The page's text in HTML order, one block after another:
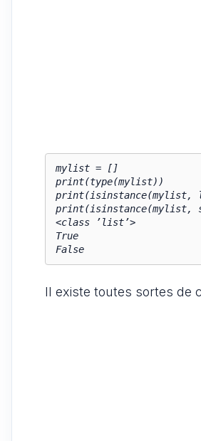
mylist = []
print(type(mylist))
print(isinstance(mylist,
<class ’list’>
True
Il existe toutes sortes de